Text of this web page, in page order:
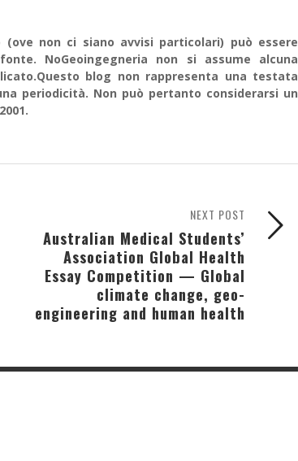
(ove non ci siano avvisi particolari) può essere
NoGeoingegneria non si assume alcuna
blog non rappresenta una testata
periodicità. Non può pertanto considerarsi un
NEXT POST
Australian Medical Students’
Association Global Health
Essay Competition — Global
climate change, geo-
engineering and human health